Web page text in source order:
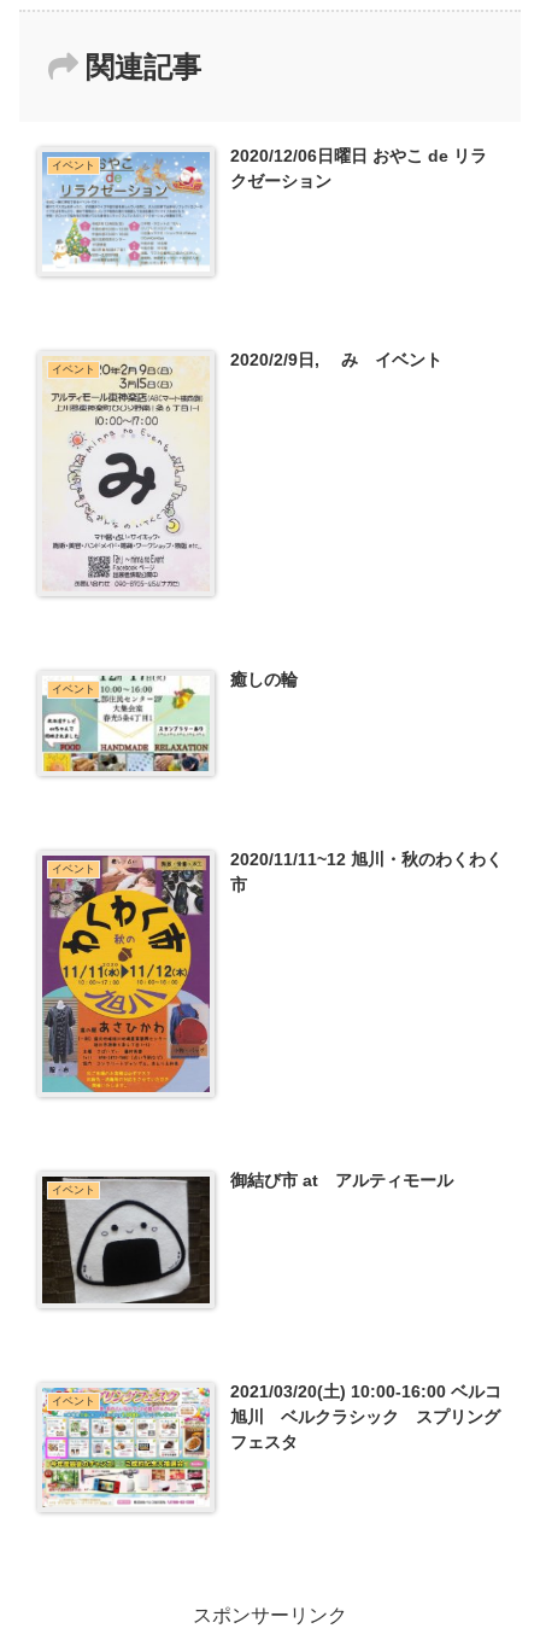
関連記事
イベント
2020/12/06日曜日 おやこ de リラ
クゼーション
イベント 2020/2/9日, み イベント
イベント 癒しの輪
イベント
2020/11/11~12 旭川・秋のわくわく
市
イベント 御結び市 at アルティモール
イベント
2021/03/20(土) 10:00-16:00 ベルコ
旭川 ベルクラシック スプリング
フェスタ
スポンサーリンク